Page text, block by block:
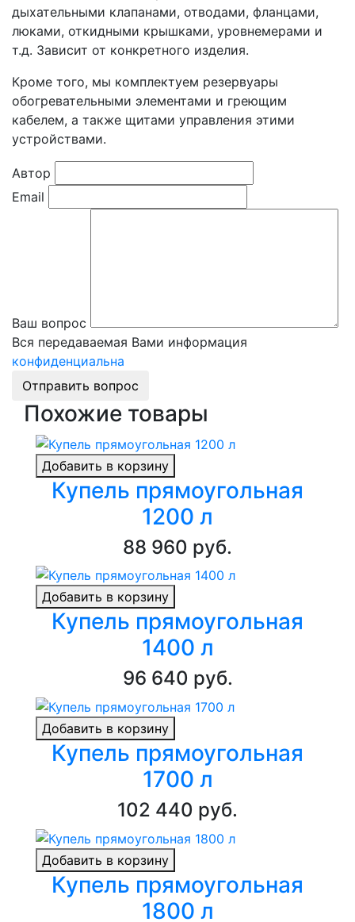
дыхательными клапанами, отводами, фланцами,
люками, откидными крышками, уровнемерами и
т.д. Зависит от конкретного изделия.
Кроме того, мы комплектуем резервуары
обогревательными элементами и греющим
кабелем, а также щитами управления этими
устройствами.
Автор
Email
Ваш вопрос
Вся передаваемая Вами информация
конфиденциальна
Отправить вопрос
Похожие товары
Добавить в корзину
Купель прямоугольная
1200 л
88 960 руб.
Добавить в корзину
Купель прямоугольная
1400 л
96 640 руб.
Добавить в корзину
Купель прямоугольная
1700 л
102 440 руб.
Добавить в корзину
Купель прямоугольная
1800 л